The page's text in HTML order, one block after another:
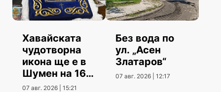
Хавайската
чудотворна
икона ще е в
Шумен на 16
август
07 авг. 2026 | 15:21
Без вода по
ул. „Асен
Златаров“
07 авг. 2026 | 12:17